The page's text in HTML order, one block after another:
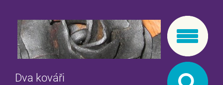
Dva kováři